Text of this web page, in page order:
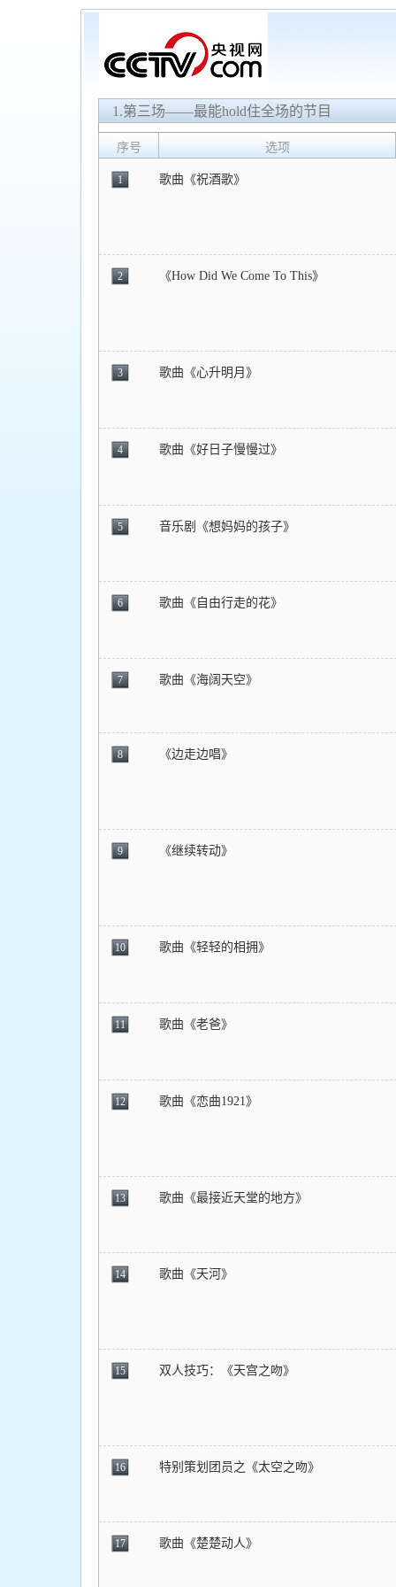
1.第三场——最能hold住全场的节目
序号 选项
1 歌曲《祝酒歌》
2 《How Did We Come To This》
3 歌曲《心升明月》
4 歌曲《好日子慢慢过》
5 音乐剧《想妈妈的孩子》
6 歌曲《自由行走的花》
7 歌曲《海阔天空》
8 《边走边唱》
9 《继续转动》
10 歌曲《轻轻的相拥》
11 歌曲《老爸》
12 歌曲《恋曲1921》
13 歌曲《最接近天堂的地方》
14 歌曲《天河》
15 双人技巧：《天宫之吻》
16 特别策划团员之《太空之吻》
17 歌曲《楚楚动人》